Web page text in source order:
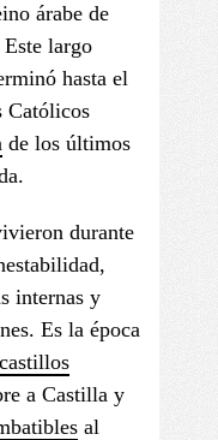
árabe de
largo
hasta el
Católicos
de los últimos
durante
internas y
Es la época
castillos
a Castilla y
s al